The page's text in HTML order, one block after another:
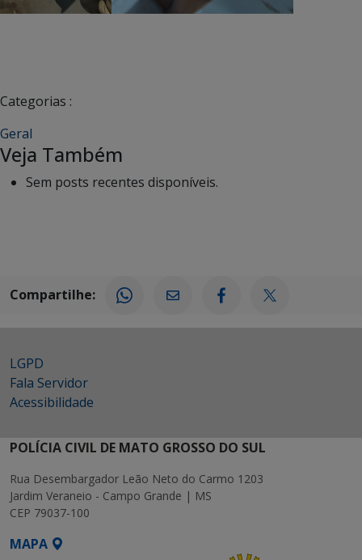
Categorias :
Geral
Veja Também
Sem posts recentes disponíveis.
Compartilhe:
LGPD
Fala Servidor
Acessibilidade
POLÍCIA CIVIL DE MATO GROSSO DO SUL
Rua Desembargador Leão Neto do Carmo 1203
Jardim Veraneio - Campo Grande | MS
CEP 79037-100
MAPA